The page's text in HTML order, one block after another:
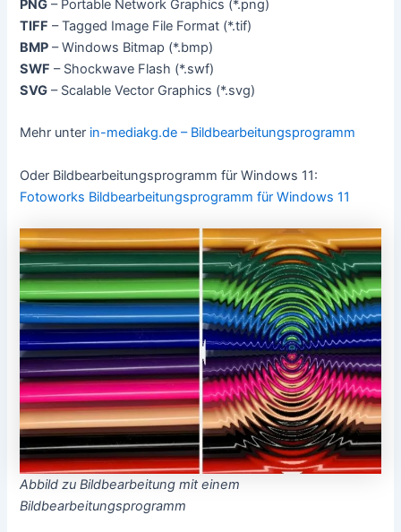
Kontrast und Helligkeit ändern
Histogramm
Dynamisches Überblenden (Gradientenverlauf
zweier Bilder ineinander)
Kopierstempel Werkzeug
Entfernen von unerwünschten Elementen im Bild
Gammakorrektur
Bildausrichtung (Rotation und Spiegeln)
Rauschunterdrückung
Auswählen und Zusammenfügen von Bildern
Hintergrund entfernen
Gängige Datei-Formate (Bildformate) in der
Bildbearbeitung sind:
JPG/JPEG– Joint Photographic Experts Group (*.jpg)
GIF– Graphics Interchange Format (*.gif)
PNG– Portable Network Graphics (*.png)
TIFF– Tagged Image File Format (*.tif)
BMP– Windows Bitmap (*.bmp)
SWF– Shockwave Flash (*.swf)
SVG– Scalable Vector Graphics (*.svg)